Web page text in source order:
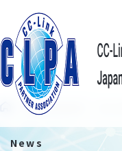
News/Events
News